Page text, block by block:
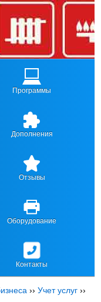
Программы
Дополнения
Отзывы
Оборудование
Контакты
››Учет услуг ››